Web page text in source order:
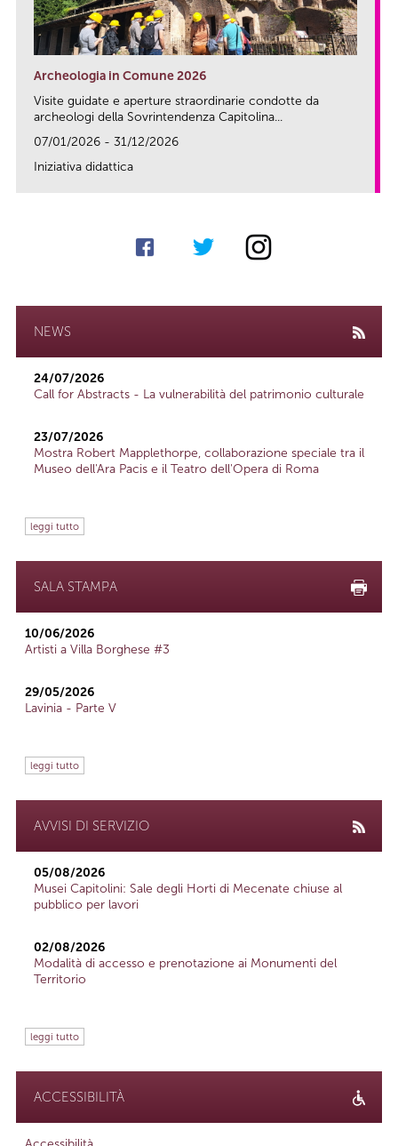
Archeologia in Comune 2026
Visite guidate e aperture straordinarie condotte da
archeologi della Sovrintendenza Capitolina...
07/01/2026 - 31/12/2026
Iniziativa didattica
NEWS
24/07/2026
Call for Abstracts - La vulnerabilità del patrimonio culturale
23/07/2026
Mostra Robert Mapplethorpe, collaborazione speciale tra il
Museo dell'Ara Pacis e il Teatro dell'Opera di Roma
leggi tutto
SALA STAMPA
10/06/2026
Artisti a Villa Borghese #3
29/05/2026
Lavinia - Parte V
leggi tutto
AVVISI DI SERVIZIO
05/08/2026
Musei Capitolini: Sale degli Horti di Mecenate chiuse al
pubblico per lavori
02/08/2026
Modalità di accesso e prenotazione ai Monumenti del
Territorio
leggi tutto
ACCESSIBILITÀ